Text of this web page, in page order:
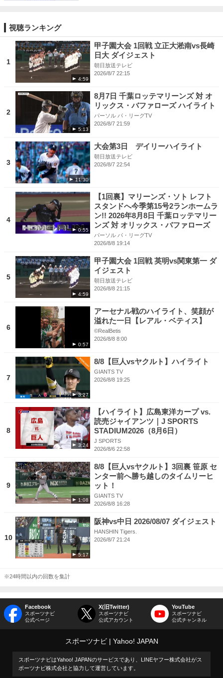
視聴ランキング
1
4:59
甲子園大会 1回戦 立正大淞南vs長崎
日大 ダイジェスト
朝日放送テレビ
2026/8/7 22:15
2
5:13
8月7日 千葉ロッテマリーンズ 対 オ
リックス・バファローズ ハイライト
パーソル パ・リーグTV
2026/8/7 21:59
3
11:30
大会第3日 デイリーハイライト
朝日放送テレビ
2026/8/7 22:54
4
0:55
【1回裏】マリーンズ・ソト レフト
スタンドへ今季第15号2ランホームラ
ン!! 2026年8月8日 千葉ロッテマリー
ンズ 対 オリックス・バファローズ
パーソル パ・リーグTV
2026/8/8 19:14
5
4:59
甲子園大会 1回戦 英明vs関東第一 ダ
イジェスト
朝日放送テレビ
2026/8/8 21:15
6
0:57
アーセナル戦のハイライト、笑顔が
溢れた一日【レアル・ベティス】
©RealBetis
2026/8/8 8:00
7
3:27
8/8【巨人vsヤクルト】ハイライト
GIANTS TV
2026/8/8 19:25
8
3:24
【ハイライト】広島東洋カープ vs.
読売ジャイアンツ｜J SPORTS
STADIUM2026（8月6日）
J SPORTS
2026/8/6 22:58
9
1:08
8/8【巨人vsヤクルト】3回裏 笹原 セ
ンター前へ勝ち越しのタイムリーヒ
ット！
GIANTS TV
2026/8/8 16:28
10
5:17
阪神vs中日 2026/08/07 ダイジェスト
HANSHIN Tigers.
2026/8/7 21:24
※24時間以内の回数を集計
Facebook
スポーツナビ
公式ページ
X(旧Twitter)
スポーツナビ
公式アカウント
YouTube
スポーツナビ
公式チャンネル
スポーツナビ Yahoo! JAPAN
スポーツナビはYahoo! JAPANのサービスであり、LINEヤフー株式会社がス
ポーツナビ株式会社と協力して運営しています。